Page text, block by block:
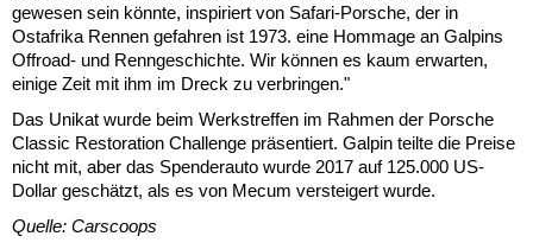
gewesen sein könnte, inspiriert von Safari-Porsche, der in
Ostafrika Rennen gefahren ist 1973. eine Hommage an Galpins
Offroad- und Renngeschichte. Wir können es kaum erwarten,
einige Zeit mit ihm im Dreck zu verbringen."
Das Unikat wurde beim Werkstreffen im Rahmen der Porsche
Classic Restoration Challenge präsentiert. Galpin teilte die Preise
nicht mit, aber das Spenderauto wurde 2017 auf 125.000 US-
Dollar geschätzt, als es von Mecum versteigert wurde.
Quelle: Carscoops